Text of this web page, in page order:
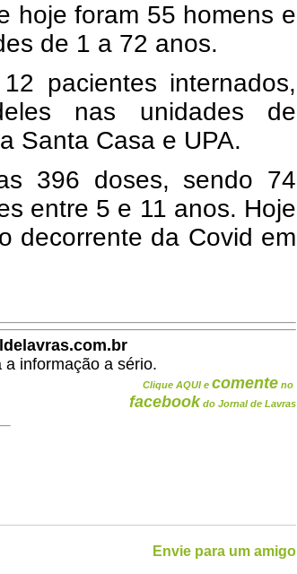
hoje foram 55 homens e
de 1 a 72 anos.
pacientes internados,
nas unidades de
Santa Casa e UPA.
396 doses, sendo 74
entre 5 e 11 anos. Hoje
decorrente da Covid em
a informação a sério.
Clique AQUI e comente no
facebook do Jornal de Lavras
Envie para um amigo